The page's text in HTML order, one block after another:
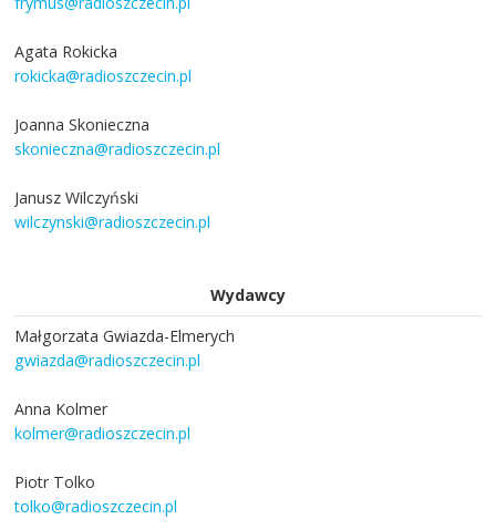
Agata Rokicka
rokicka@radioszczecin.pl
Joanna Skonieczna
skonieczna@radioszczecin.pl
Janusz Wilczyński
wilczynski@radioszczecin.pl
Wydawcy
Małgorzata Gwiazda-Elmerych
gwiazda@radioszczecin.pl
Anna Kolmer
kolmer@radioszczecin.pl
Piotr Tolko
tolko@radioszczecin.pl